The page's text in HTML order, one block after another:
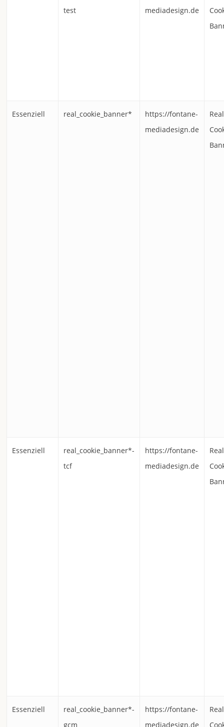
test
mediadesign.de
Essenziell real_cookie_banner*
https://fontane-
mediadesign.de
Real
Essenziell
real_cookie_banner*-
tcf
https://fontane-
mediadesign.de
Real
Essenziell
real_cookie_banner*-
gcm
https://fontane-
mediadesign.de
Real